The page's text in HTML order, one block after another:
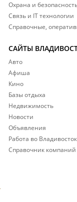
Охрана и
Связь и IT технологии
Справочные,
САЙТЫ
Авто
Афиша
Кино
Базы отдыха
Недвижимость
Новости
Объявления
Работа во
Справочник компаний